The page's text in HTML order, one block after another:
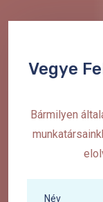
Vegye
Bármilyen